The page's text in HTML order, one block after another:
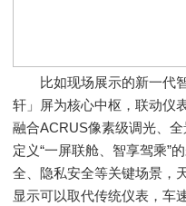
比如现场展示的新一代智
轩」屏为核心中枢，联动仪
融合ACRUS像素级调光、
定义“一屏联舱、智享驾乘”
全、隐私安全等关键场景，
显示可以取代传统仪表，车